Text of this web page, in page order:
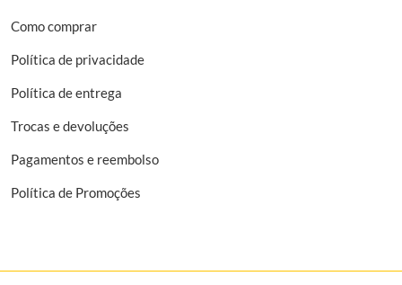
Como comprar
Política de privacidade
Política de entrega
Trocas e devoluções
Pagamentos e reembolso
Política de Promoções